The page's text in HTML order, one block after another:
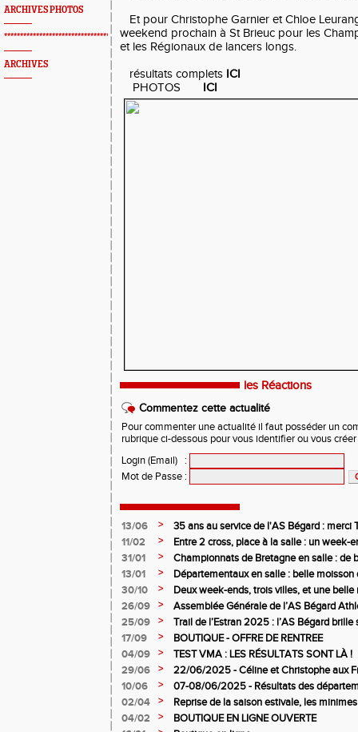
ARCHIVES PHOTOS
*************************************************
ARCHIVES
Et pour Christophe Garnier et Chloe
weekend prochain à St Brieuc pour les
et les Régionaux de lancers longs.
résultats complets ICI
PHOTOS ICI
les Réactions
Commentez cette actualité
Pour commenter une actualité il faut posséder un
rubrique ci-dessous pour vous identifier ou vous
Login (Email)
:
Mot de Passe :
13/06 >
35 ans au service de l'AS Bégard : merci
11/02
>
Entre 2 cross, place à la salle : un week-
31/01
>
Championnats de Bretagne en salle : de
juniors filles de l’AS Bégard Athlétisme
13/01 >
Départementaux en salle : belle moisson
Bégard Athlétisme
30/10 >
Deux week-ends, trois villes, et une
pour l’AS Bégard !
26/09 >
Assemblée Générale de l’AS Bégard
25/09
>
Trail de l’Estran 2025 : l’AS Bégard brille
17/09
>
BOUTIQUE - OFFRE DE RENTREE
04/09
>
TEST VMA : LES RÉSULTATS SONT LÀ !
29/06
>
22/06/2025 - Céline et Christophe aux
10/06
>
07-08/06/2025 - Résultats des
02/04
>
Reprise de la saison estivale, les
04/02
>
BOUTIQUE EN LIGNE OUVERTE